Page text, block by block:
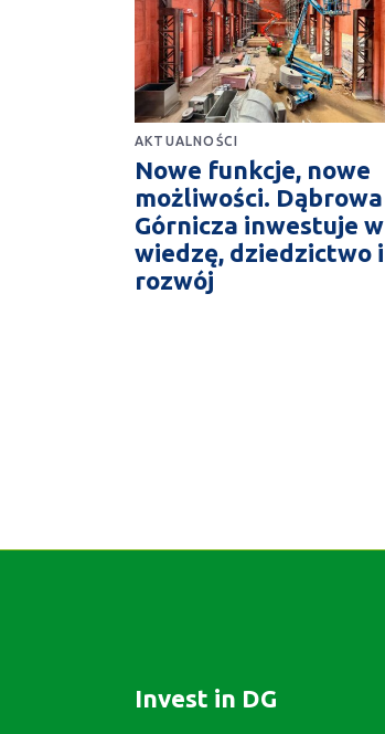
AKTUALNOŚCI
Nowe funkcje, nowe
możliwości. Dąbrowa
Górnicza inwestuje w
wiedzę, dziedzictwo i
rozwój
Invest in DG